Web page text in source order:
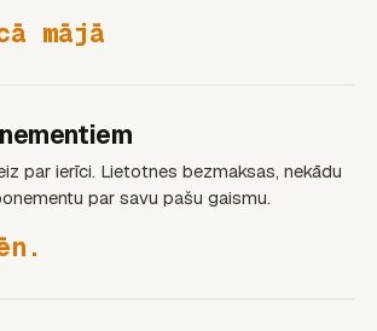
mājā
par ierīci. Lietotnes bezmaksas, nekādu
par savu pašu gaismu.